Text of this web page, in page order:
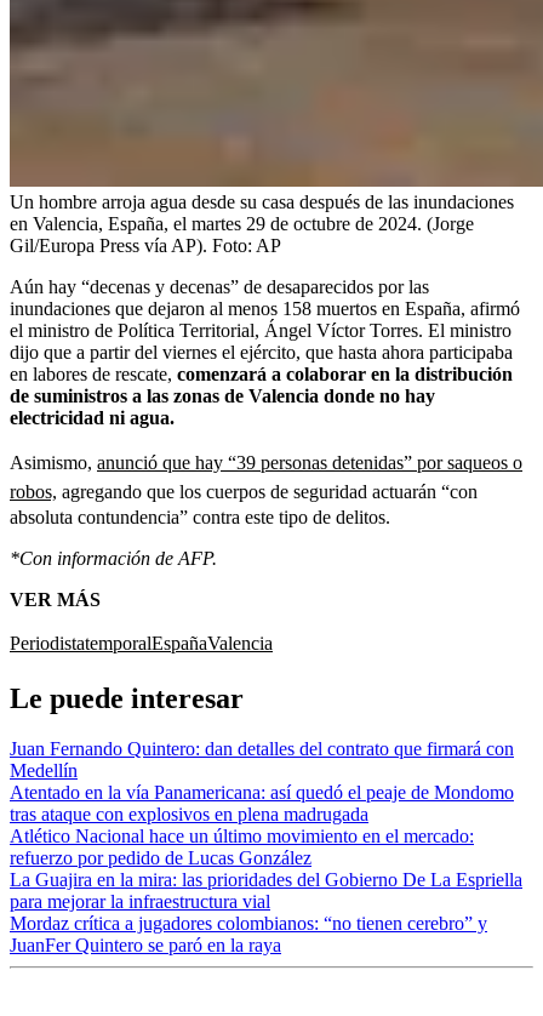
Un hombre arroja agua desde su casa después de las inundaciones
en Valencia, España, el martes 29 de octubre de 2024. (Jorge
Gil/Europa Press vía AP). Foto: AP
Aún hay “decenas y decenas” de desaparecidos por las
inundaciones que dejaron al menos 158 muertos en España, afirmó
el ministro de Política Territorial, Ángel Víctor Torres. El ministro
dijo que a partir del viernes el ejército, que hasta ahora participaba
en labores de rescate, comenzará a colaborar en la distribución
de suministros a las zonas de Valencia donde no hay
electricidad ni agua.
Asimismo, anunció que hay “39 personas detenidas” por saqueos o
robos, agregando que los cuerpos de seguridad actuarán “con
absoluta contundencia” contra este tipo de delitos.
*Con información de AFP.
VER MÁS
PeriodistatemporalEspañaValencia
Le puede interesar
Juan Fernando Quintero: dan detalles del contrato que firmará con
Medellín
Atentado en la vía Panamericana: así quedó el peaje de Mondomo
tras ataque con explosivos en plena madrugada
Atlético Nacional hace un último movimiento en el mercado:
refuerzo por pedido de Lucas González
La Guajira en la mira: las prioridades del Gobierno De La Espriella
para mejorar la infraestructura vial
Mordaz crítica a jugadores colombianos: “no tienen cerebro” y
JuanFer Quintero se paró en la raya